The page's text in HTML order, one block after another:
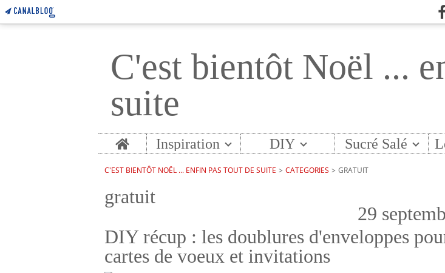
C'est bientôt Noël ...
suite
Home Inspiration DIY Sucré Salé
C'EST BIENTÔT NOËL ... ENFIN PAS TOUT DE SUITE > CATEGORIES > GRATUIT
gratuit
29
DIY récup : les doublures d'enveloppes
cartes de voeux et invitations